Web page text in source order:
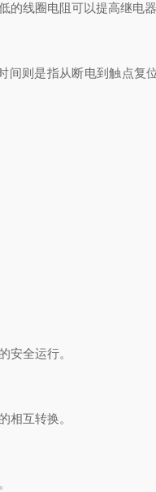
线圈电阻可以提高继电器
是指从断电到触点复
全运行。
互转换。